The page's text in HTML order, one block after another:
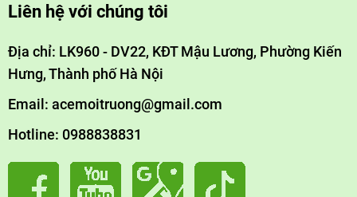
Liên hệ với chúng tôi
Địa chỉ: LK960 - DV22, KĐT Mậu Lương, Phường Kiến
Hưng, Thành phố Hà Nội
Email: acemoitruong@gmail.com
Hotline: 0988838831